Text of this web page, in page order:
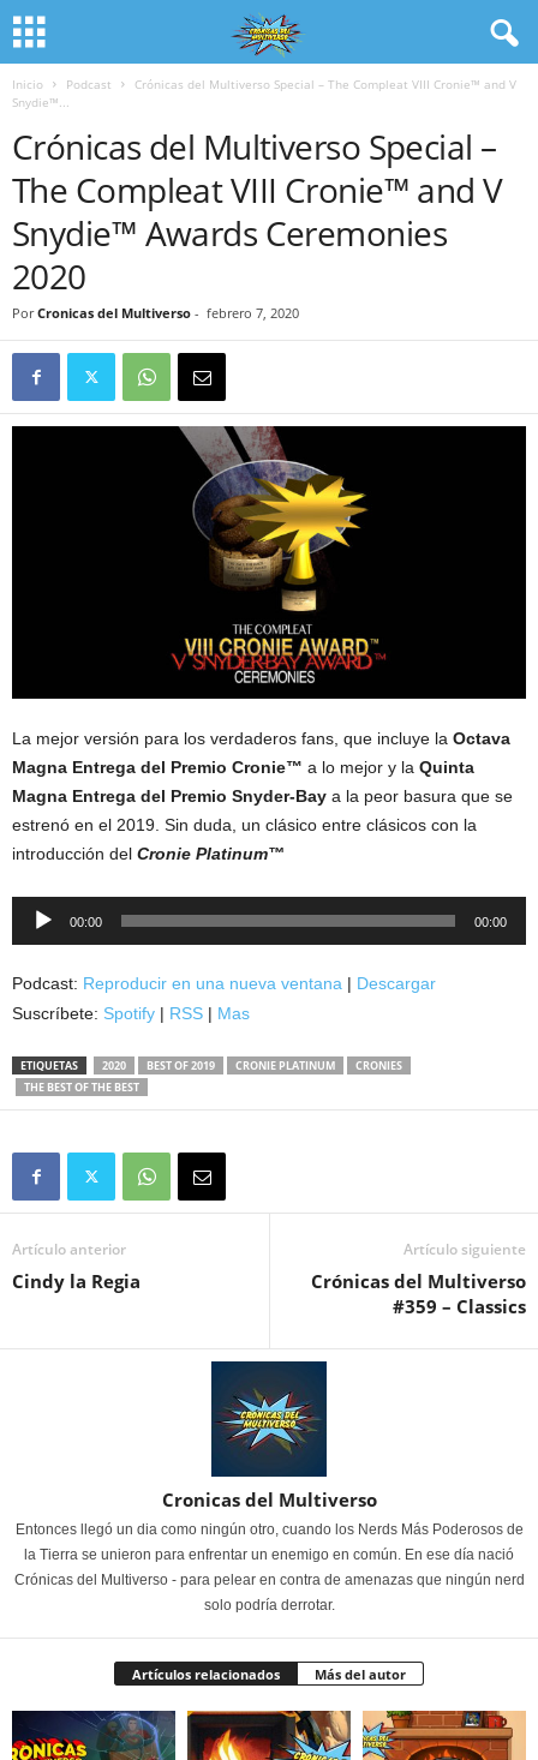
Inicio Podcast
Crónicas del Multiverso Special – The Compleat VIII Cronie™ and V
Snydie™...
Crónicas del Multiverso Special –
The Compleat VIII Cronie™ and V
Snydie™ Awards Ceremonies
2020
Por Cronicas del Multiverso - febrero 7, 2020
La mejor versión para los verdaderos fans, que incluye la Octava
Magna Entrega del Premio Cronie™ a lo mejor y la Quinta
Magna Entrega del Premio Snyder-Bay a la peor basura que se
estrenó en el 2019. Sin duda, un clásico entre clásicos con la
introducción del Cronie Platinum™
Reproductor
00:00 00:00
Podcast: Reproducir en una nueva ventana | Descargar
Suscríbete: Spotify | RSS | Mas
ETIQUETAS 2020 BEST OF 2019 CRONIE PLATINUM
CRONIES
THE BEST OF THE BEST
Artículo anterior
Cindy la Regia
Artículo siguiente
Crónicas del Multiverso
#359 – Classics
Cronicas del Multiverso
Entonces llegó un dia como ningún otro, cuando los Nerds Más Poderosos de
la Tierra se unieron para enfrentar un enemigo en común. En ese día nació
Crónicas del Multiverso - para pelear en contra de amenazas que ningún nerd
solo podría derrotar.
Artículos relacionados Más del autor